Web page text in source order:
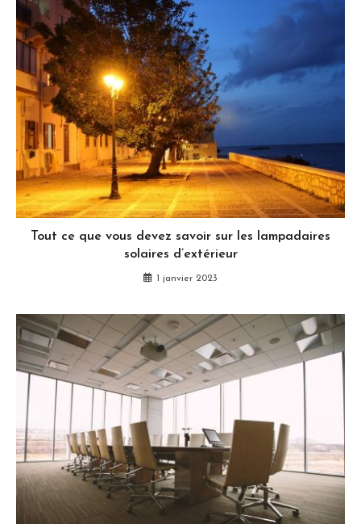
Tout ce que vous devez savoir sur les lampadaires
solaires d’extérieur
1 janvier 2023